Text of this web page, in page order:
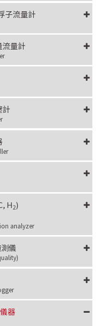
子流量計
量計
計
H2)
analyzer
儀
器